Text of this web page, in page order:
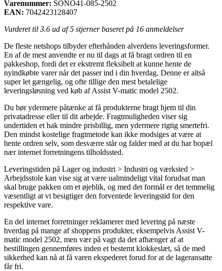
Varenummer: SONO41-085-2502
EAN: 7042423128407
Vurderet til 3.6 ud af 5 stjerner baseret på 16 anmeldelser
De fleste netshops tilbyder efterhånden alverdens leveringsformer.
En af de mest anvendte er nu til dags at få bragt ordren til en
pakkeshop, fordi det er ekstremt fleksibelt at kunne hente de
nyindkøbte varer når det passer ind i din hverdag. Denne er altså
super let gængelig, og ofte tillige den mest betalelige
leveringsløsning ved køb af Assist V-matic model 2502.
Du bør ydermere påtænke at få produkterne bragt hjem til din
privatadresse eller til dit arbejde. Fragtmuligheden viser sig
undertiden et hak mindre prisbillig, men ydermere rigtig smertefri.
Den mindst kostelige fragtmetode kan ikke modsiges at være at
hente ordren selv, som desværre står og falder med at du har bopæl
nær internet forretningens tilholdssted.
Leveringstiden på Lager og industri > Industri og værksted >
Arbejdsstole kan vise sig at være ualmindeligt vital forudsat man
skal bruge pakken om et øjeblik, og med det formål er det temmelig
væsentligt at vi besigtiger den forventede leveringstid for den
respektive vare.
En del internet forretninger reklamerer med levering på næste
hverdag på mange af shoppens produkter, eksempelvis Assist V-
matic model 2502, men vær på vagt da det afhænger af at
bestillingen gennemføres inden et bestemt klokkeslæt, så de med
sikkerhed kan nå at få varen ekspederet forud for at de lageransatte
får fri.